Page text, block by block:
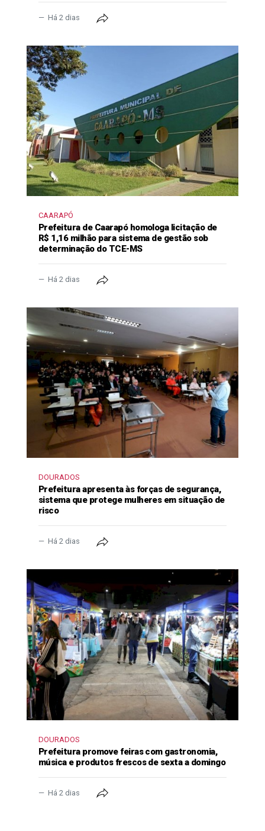
Há 2 dias
CAARAPÓ
Prefeitura de Caarapó homologa licitação de
R$ 1,16 milhão para sistema de gestão sob
determinação do TCE-MS
Há 2 dias
DOURADOS
Prefeitura apresenta às forças de segurança,
sistema que protege mulheres em situação de
risco
Há 2 dias
DOURADOS
Prefeitura promove feiras com gastronomia,
música e produtos frescos de sexta a domingo
Há 2 dias